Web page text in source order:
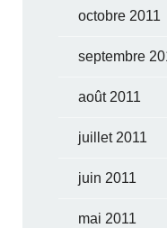
octobre 2011
septembre
août 2011
juillet 2011
juin 2011
mai 2011